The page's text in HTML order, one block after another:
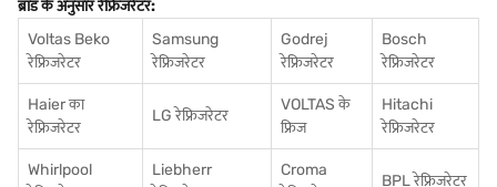
ब्रांड के अनुसार रेफ्रिजरेटर:
Voltas Beko
रेफ्रिजरेटर
Samsung
रेफ्रिजरेटर
Godrej
रेफ्रिजरेटर
Bosch
रेफ्रिजरेटर
Haier का
रेफ्रिजरेटर
LG रेफ्रिजरेटर
VOLTAS के
फ्रिज
Hitachi
रेफ्रिजरेटर
Whirlpool
Liebherr
Croma
BPL रेफ्रिजरेटर